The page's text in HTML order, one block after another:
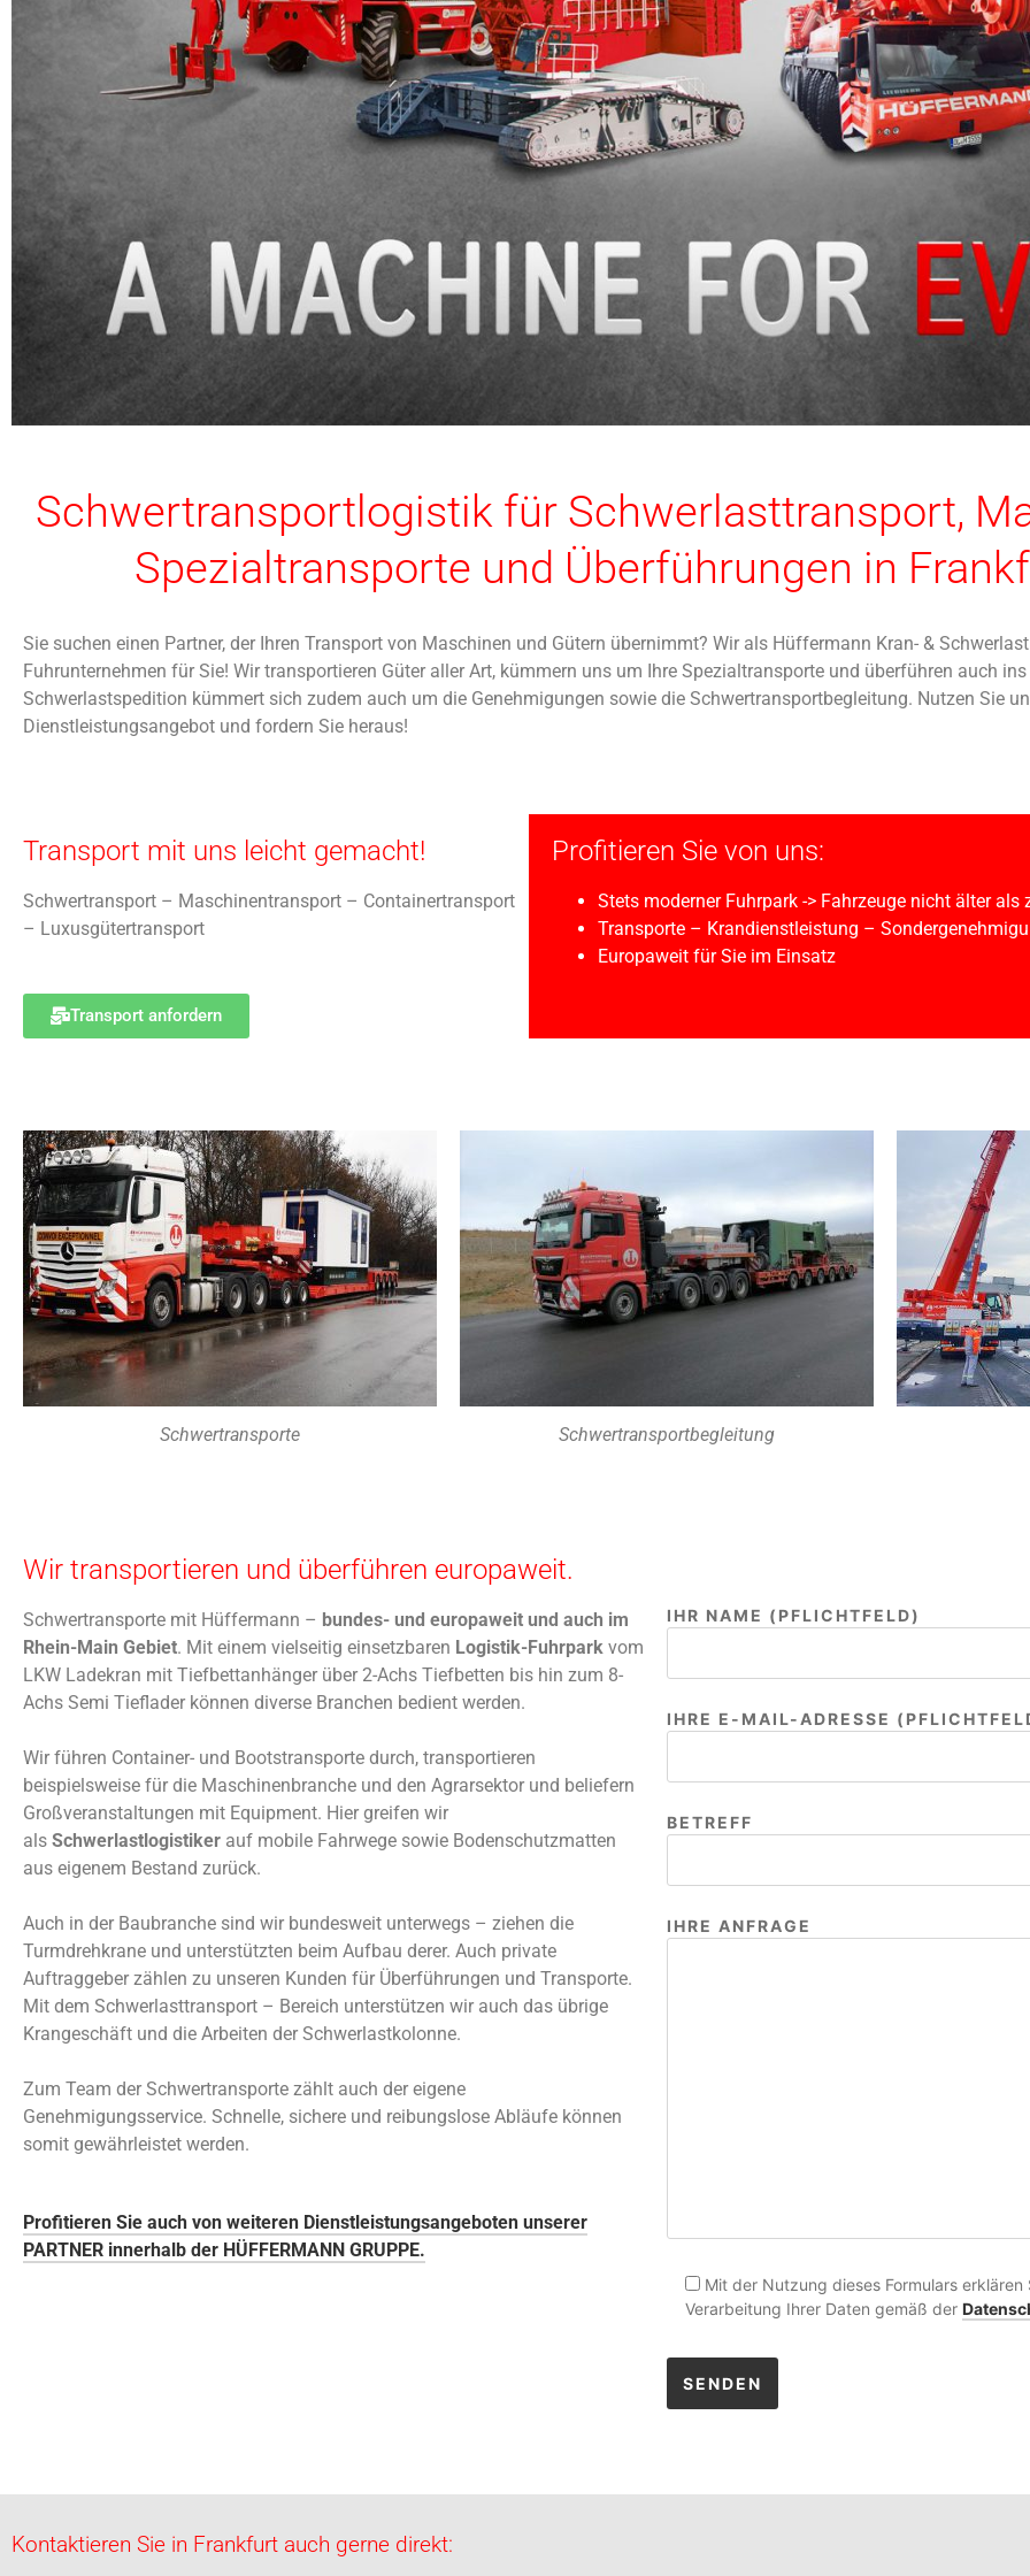
Schwertransportlogistik für Schwerlasttransport,
Spezialtransporte und Überführungen in
Sie suchen einen Partner, der Ihren Transport von Maschinen und Gütern übernimmt? Wir als Hüffermann Kran- &
Fuhrunternehmen für Sie! Wir transportieren Güter aller Art, kümmern uns um Ihre Spezialtransporte und überführen auch
Schwerlastspedition kümmert sich zudem auch um die Genehmigungen sowie die Schwertransportbegleitung. Nutzen Sie
Dienstleistungsangebot und fordern Sie heraus!
Transport mit uns leicht gemacht!
Schwertransport – Maschinentransport – Containertransport
– Luxusgütertransport
Transport anfordern
Profitieren Sie von uns:
Stets moderner Fuhrpark -> Fahrzeuge nicht älter als
Transporte – Krandienstleistung –
Europaweit für Sie im Einsatz
Schwertransporte Schwertransportbegleitung
Wir transportieren und überführen europaweit.
Schwertransporte mit Hüffermann – bundes- und europaweit und auch im
Rhein-Main Gebiet. Mit einem vielseitig einsetzbaren Logistik-Fuhrpark vom
LKW Ladekran mit Tiefbettanhänger über 2-Achs Tiefbetten bis hin zum 8-
Achs Semi Tieflader können diverse Branchen bedient werden.
Wir führen Container- und Bootstransporte durch, transportieren
beispielsweise für die Maschinenbranche und den Agrarsektor und beliefern
Großveranstaltungen mit Equipment. Hier greifen wir
als Schwerlastlogistiker auf mobile Fahrwege sowie Bodenschutzmatten
aus eigenem Bestand zurück.
Auch in der Baubranche sind wir bundesweit unterwegs – ziehen die
Turmdrehkrane und unterstützten beim Aufbau derer. Auch private
Auftraggeber zählen zu unseren Kunden für Überführungen und Transporte.
Mit dem Schwerlasttransport – Bereich unterstützen wir auch das übrige
Krangeschäft und die Arbeiten der Schwerlastkolonne.
Zum Team der Schwertransporte zählt auch der eigene
Genehmigungsservice. Schnelle, sichere und reibungslose Abläufe können
somit gewährleistet werden.
Profitieren Sie auch von weiteren Dienstleistungsangeboten unserer
PARTNER innerhalb der HÜFFERMANN GRUPPE.
IHR NAME (PFLICHTFELD)
IHRE E-MAIL-ADRESSE
BITTE LASSE DIESES FELD LEER.
BETREFF
IHRE ANFRAGE
Mit der Nutzung dieses Formulars
Verarbeitung Ihrer Daten gemäß der
Kontaktieren Sie in Frankfurt auch gerne direkt: